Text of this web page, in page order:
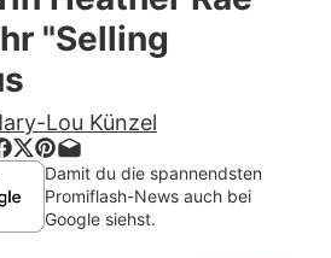
auf Promiflash
runterladen
Team
Richtlinien
"Selling
Lou Künzel
Damit du die spannendsten
Promiflash-News auch bei
Google siehst.